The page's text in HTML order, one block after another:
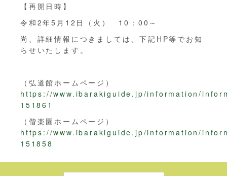
【再開日時】
令和2年5月12日（火） 10：00～
尚、詳細情報につきましては、下記HP等でお知
らせいたします。
（弘道館ホームページ）
https://www.ibarakiguide.jp/information/
151861
（偕楽園ホームページ）
https://www.ibarakiguide.jp/information/
151858